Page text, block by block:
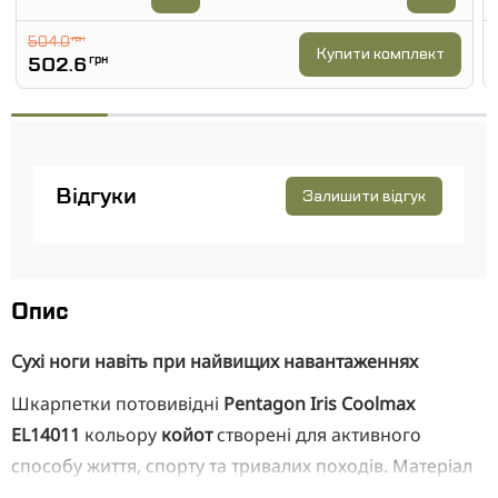
504.0грн
502.6 грн Купити комплект
Відгуки Залишити відгук
Опис
Сухі ноги навіть при найвищих навантаженнях
Шкарпетки потовивідні Pentagon Iris Coolmax
EL14011 кольору койотстворені для активного
способу життя, спорту та тривалих походів. Матеріал